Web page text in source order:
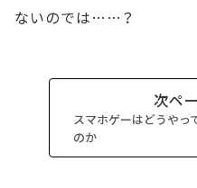
ないのでは……？
次ペ
スマホゲーはどうやっ
のか